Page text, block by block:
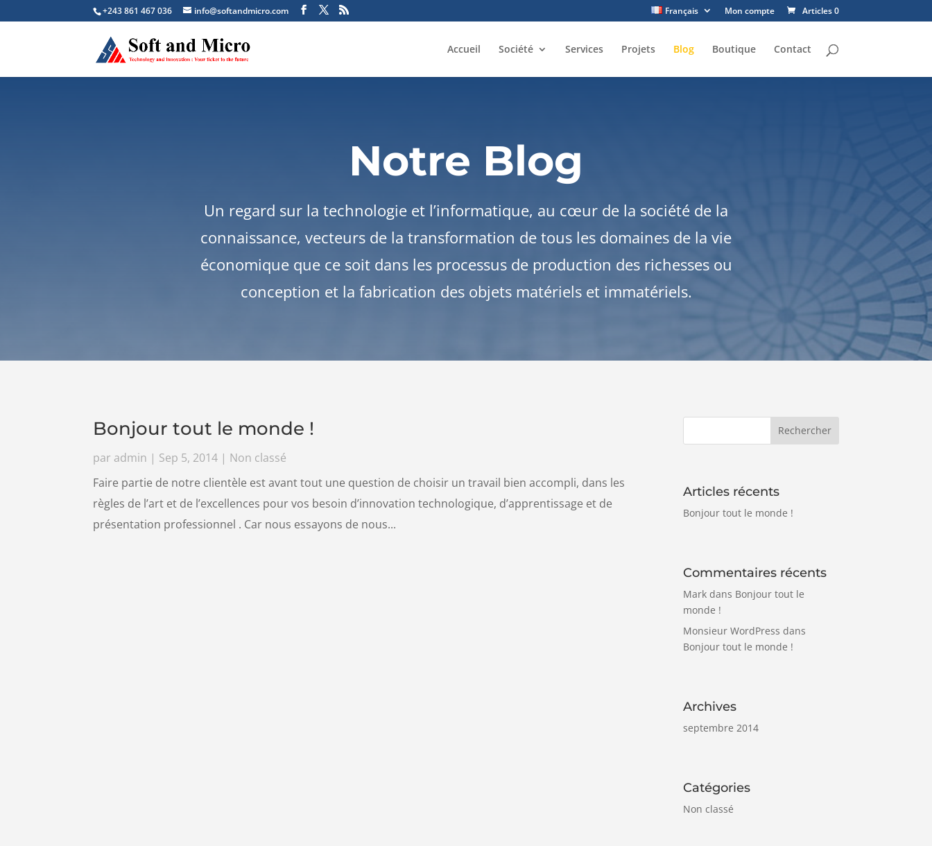
+243 861 467 036 info@softandmicro.com Français Mon compte Articles 0
Accueil Société Services Projets Blog Boutique Contact
Notre Blog
Un regard sur la technologie et l’informatique, au cœur de la société de la
connaissance, vecteurs de la transformation de tous les domaines de la vie
économique que ce soit dans les processus de production des richesses ou
conception et la fabrication des objets matériels et immatériels.
Bonjour tout le monde !
par admin | Sep 5, 2014 | Non classé
Faire partie de notre clientèle est avant tout une question de choisir un travail bien accompli, dans les
règles de l’art et de l’excellences pour vos besoin d’innovation technologique, d’apprentissage et de
présentation professionnel . Car nous essayons de nous...
Articles récents
Bonjour tout le monde !
Commentaires récents
Mark dans Bonjour tout le
monde !
Monsieur WordPress dans
Bonjour tout le monde !
Archives
septembre 2014
Catégories
Non classé